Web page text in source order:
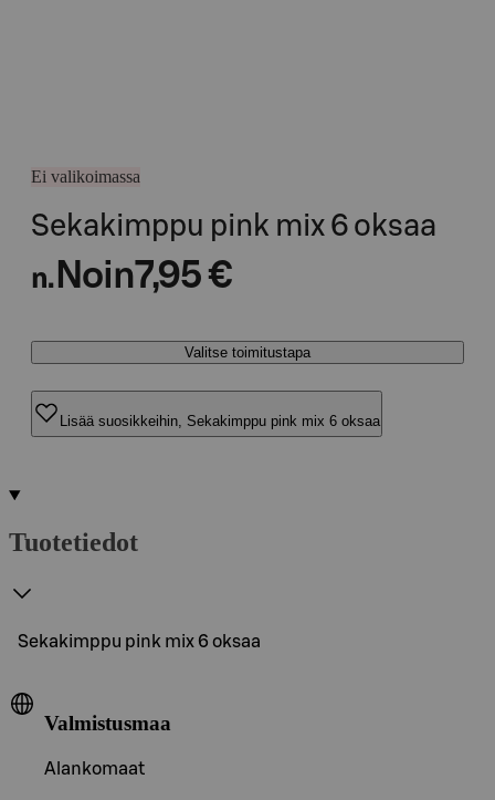
Ei valikoimassa
Sekakimppu pink mix 6 oksaa
n. Noin7,95 €
Valitse toimitustapa
Lisää suosikkeihin, Sekakimppu pink mix 6 oksaa
Tuotetiedot
Sekakimppu pink mix 6 oksaa
Valmistusmaa
Alankomaat